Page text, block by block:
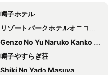
鳴子ホテル
リゾートパークホテルオニコウベ
Genzo No Yu Naruko Kanko Hotel
鳴子やすらぎ荘
Shiki No Yado Masuya